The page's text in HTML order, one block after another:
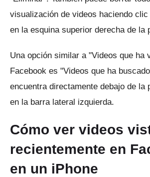
visualización de videos haciendo
en la esquina superior derecha de la
Una opción similar a "Videos que ha
Facebook es "Videos que ha
encuentra directamente debajo de la
en la barra lateral izquierda.
Cómo ver videos
recientemente en
en un iPhone